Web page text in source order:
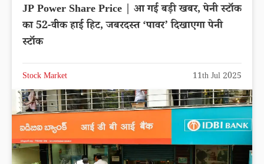
JP Power Share Price | आ गई बड़ी खबर, पेनी स्टॉक
का 52-वीक हाई हिट, जबरदस्त ‘पावर’ दिखाएगा पेनी
स्टॉक
Stock Market 11th Jul 2025